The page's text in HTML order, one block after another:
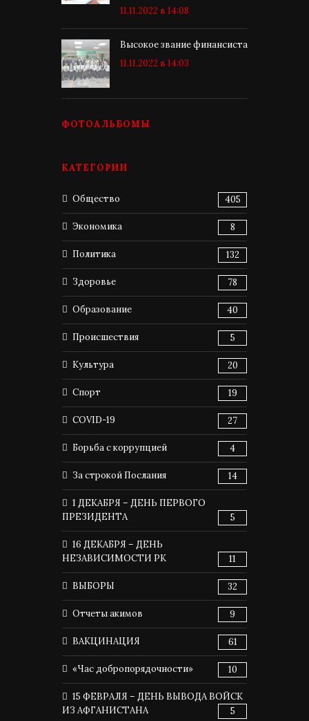
11.11.2022 в 14:08
Высокое звание финансиста
11.11.2022 в 14:03
ФОТОАЛЬБОМЫ
КАТЕГОРИИ
Общество 405
Экономика 8
Политика 132
Здоровье 78
Образование 40
Происшествия 5
Культура 20
Спорт 19
COVID-19 27
Борьба с коррупцией 4
За строкой Послания 14
1 ДЕКАБРЯ – ДЕНЬ ПЕРВОГО
ПРЕЗИДЕНТА
5
16 ДЕКАБРЯ – ДЕНЬ
НЕЗАВИСИМОСТИ РК
11
ВЫБОРЫ 32
Отчеты акимов 9
ВАКЦИНАЦИЯ 61
«Час добропорядочности» 10
15 ФЕВРАЛЯ – ДЕНЬ ВЫВОДА ВОЙСК
ИЗ АФГАНИСТАНА
5